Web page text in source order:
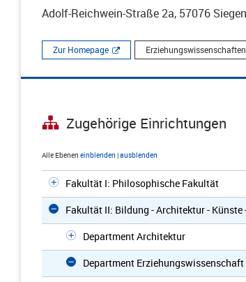
Adolf-Reichwein-Straße 2a, 57076 Siegen
Zur Homepage
Zugehörige Einrichtungen
Alle Ebenen einblenden |ausblenden
Fakultät I: Philosophische Fakultät
Fakultät II: Bildung - Architektur - Künste
Department Architektur
Department Erziehungswissenschaft